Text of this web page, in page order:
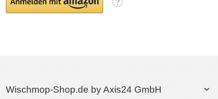
Wischmop-Shop.de by Axis24 GmbH